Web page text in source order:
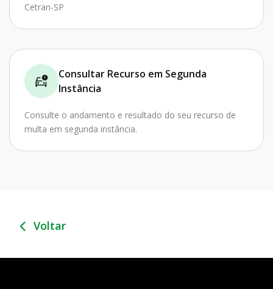
Cetran-SP
Consultar Recurso em Segunda
Instância
Consulte o andamento e resultado do seu recurso de
multa em segunda instância.
Voltar